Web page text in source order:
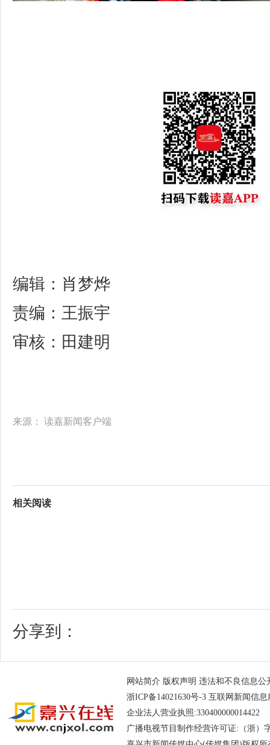
编辑：肖梦烨
责编：王振宇
审核：田建明
来源： 读嘉新闻客户端
相关阅读
分享到：
网站简介 版权声明 违法和不良信息公
浙ICP备14021630号-3 互联网新闻信息
企业法人营业执照
广播电视节目制作经营许可证:（浙